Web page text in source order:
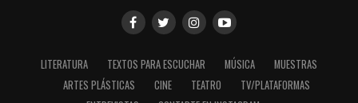
LITERATURA TEXTOS PARA ESCUCHAR MÚSICA
MUESTRAS
ARTES PLÁSTICAS
CINE TEATRO
TV/PLATAFORMAS